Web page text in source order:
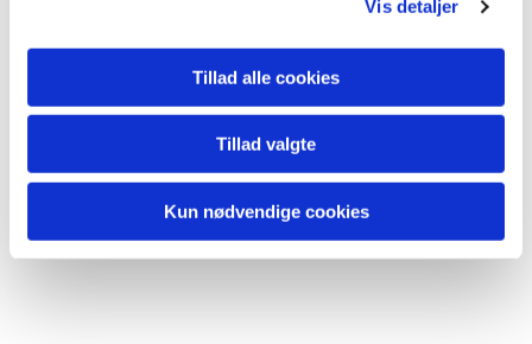
Vis detaljer
Tillad alle cookies
Tillad valgte
Kun nødvendige cookies